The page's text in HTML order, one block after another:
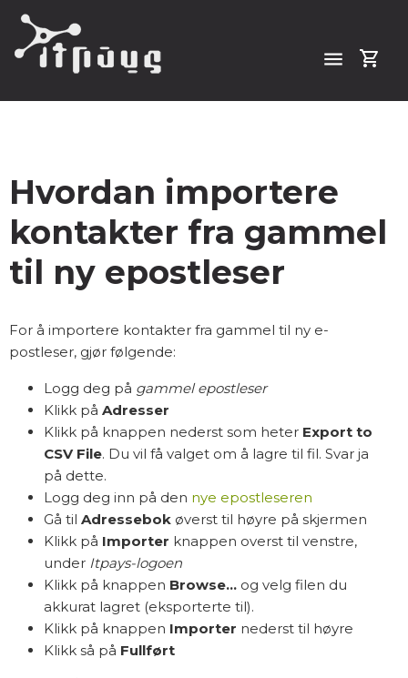
menu shopping_cart
Hvordan importere
kontakter fra gammel
til ny epostleser
For å importere kontakter fra gammel til ny e-
postleser, gjør følgende:
Logg deg på gammel epostleser
Klikk på Adresser
Klikk på knappen nederst som heter Export to
CSV File. Du vil få valget om å lagre til fil. Svar ja
på dette.
Logg deg inn på den nye epostleseren
Gå til Adressebokøverst til høyre på skjermen
Klikk på Importer knappen overst til venstre,
under Itpays-logoen
Klikk på knappen Browse... og velg filen du
akkurat lagret (eksporterte til).
Klikk på knappen Importer nederst til høyre
Klikk så på Fullført